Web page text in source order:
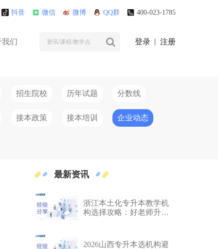
抖音 微信 微博 QQ群 400-023-1785
我们 登录 注册
招生院校 历年试题 分数线
接本政策 接本培训 企业动态
最新资讯
浙江本土化专升本教学机
构选择攻略：好老师升学
2026山西专升本选机构避